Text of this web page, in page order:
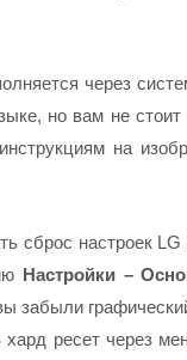
через
но вам не
на
сброс настроек
Настройки –
забыли
ресет через